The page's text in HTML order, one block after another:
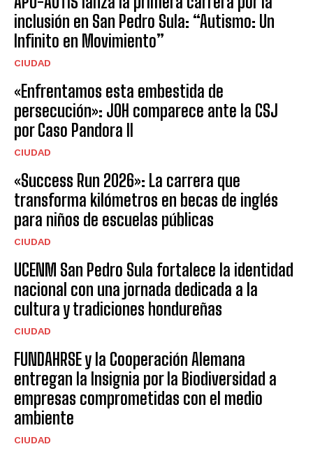
inclusión en San Pedro Sula: “Autismo: Un
Infinito en Movimiento”
CIUDAD
«Enfrentamos esta embestida de
persecución»: JOH comparece ante la CSJ
por Caso Pandora II
CIUDAD
«Success Run 2026»: La carrera que
transforma kilómetros en becas de inglés
para niños de escuelas públicas
CIUDAD
UCENM San Pedro Sula fortalece la identidad
nacional con una jornada dedicada a la
cultura y tradiciones hondureñas
CIUDAD
FUNDAHRSE y la Cooperación Alemana
entregan la Insignia por la Biodiversidad a
empresas comprometidas con el medio
ambiente
CIUDAD